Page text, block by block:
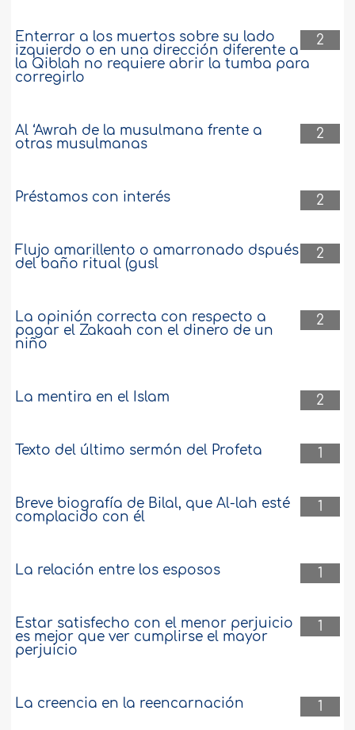
2
Enterrar a los muertos sobre su lado
izquierdo o en una dirección diferente a
la Qiblah no requiere abrir la tumba para
corregirlo
2
Al ‘Awrah de la musulmana frente a
otras musulmanas
2
Préstamos con interés
2
Flujo amarillento o amarronado dspués
del baño ritual (gusl
2
La opinión correcta con respecto a
pagar el Zakaah con el dinero de un
niño
2
La mentira en el Islam
1
Texto del último sermón del Profeta
1
Breve biografía de Bilal, que Al-lah esté
complacido con él
1
La relación entre los esposos
1
Estar satisfecho con el menor perjuicio
es mejor que ver cumplirse el mayor
perjuicio
1
La creencia en la reencarnación